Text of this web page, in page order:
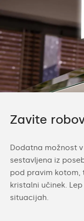
Zavite
Dodatna možnost
sestavljena iz
pod pravim
kristalni učinek.
situacijah.